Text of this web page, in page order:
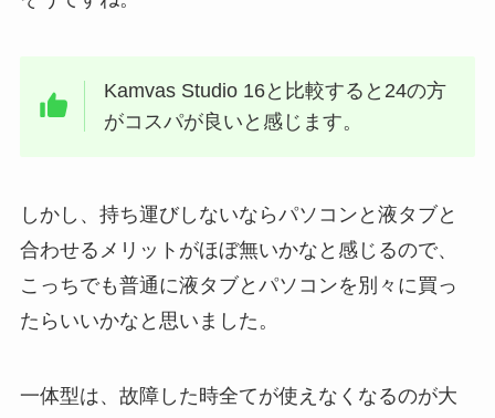
Kamvas Studio 16と比較すると24の方
がコスパが良いと感じます。
しかし、持ち運びしないならパソコンと液タブと
合わせるメリットがほぼ無いかなと感じるので、
こっちでも普通に液タブとパソコンを別々に買っ
たらいいかなと思いました。
一体型は、故障した時全てが使えなくなるのが大